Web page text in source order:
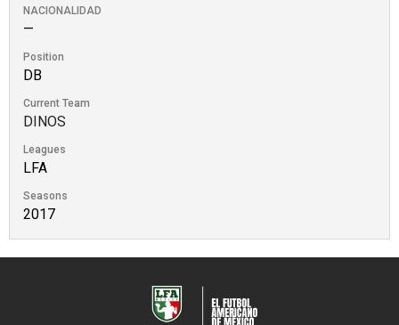
NACIONALIDAD
—
Position
DB
Current Team
DINOS
Leagues
LFA
Seasons
2017